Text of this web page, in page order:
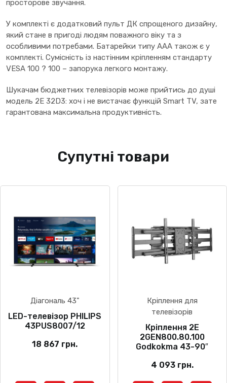
просторове звучання.
У комплекті є додатковий пульт ДК спрощеного дизайну,
який стане в пригоді людям поважного віку та з
особливими потребами. Батарейки типу ААА також є у
комплекті. Сумісність із настінним кріпленням стандарту
VESA 100 ? 100 – запорука легкого монтажу.
Шукачам бюджетних телевізорів може прийтись до душі
модель 2E 32D3: хоч і не вистачає функцій Smart TV, зате
гарантована максимальна продуктивність.
Супутні товари
Діагональ 43"
LED-телевізор PHILIPS
43PUS8007/12
18 867 грн.
Кріплення для
телевізорів
Кріплення 2E
2GEN800.80.100
Godkokma 43-90″
4 093 грн.